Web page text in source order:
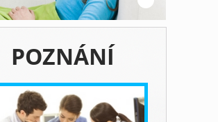
POZNÁNÍ